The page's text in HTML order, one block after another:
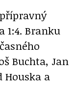
1:4. Branku
Buchta, Jan
Houska a